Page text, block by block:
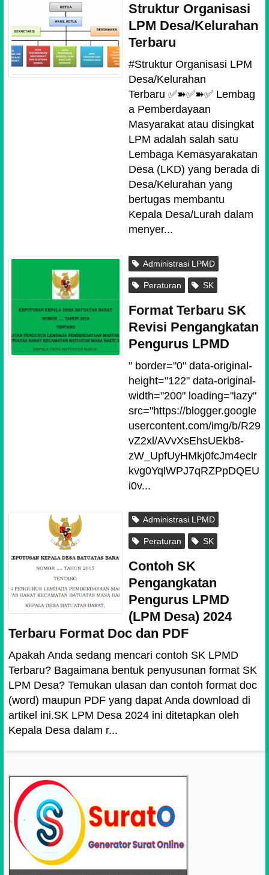
Struktur Organisasi
LPM Desa/Kelurahan
Terbaru
#Struktur Organisasi LPM
Desa/Kelurahan
Terbaru ✅➽✅➽✅ Lembag
a Pemberdayaan
Masyarakat atau disingkat
LPM adalah salah satu
Lembaga Kemasyarakatan
Desa (LKD) yang berada di
Desa/Kelurahan yang
bertugas membantu
Kepala Desa/Lurah dalam
menyer...
Administrasi LPMD
Peraturan SK
Format Terbaru SK
Revisi Pengangkatan
Pengurus LPMD
" border="0" data-original-
height="122" data-original-
width="200" loading="lazy"
src="https://blogger.google
usercontent.com/img/b/R29
vZ2xl/AVvXsEhsUEkb8-
zW_UpfUyHMkj0fcJm4eclr
kvg0YqlWPJ7qRZPpDQEU
i0v...
Administrasi LPMD
Peraturan SK
Contoh SK
Pengangkatan
Pengurus LPMD
(LPM Desa) 2024
Terbaru Format Doc dan PDF
Apakah Anda sedang mencari contoh SK LPMD
Terbaru? Bagaimana bentuk penyusunan format SK
LPM Desa? Temukan ulasan dan contoh format doc
(word) maupun PDF yang dapat Anda download di
artikel ini.SK LPM Desa 2024 ini ditetapkan oleh
Kepala Desa dalam r...